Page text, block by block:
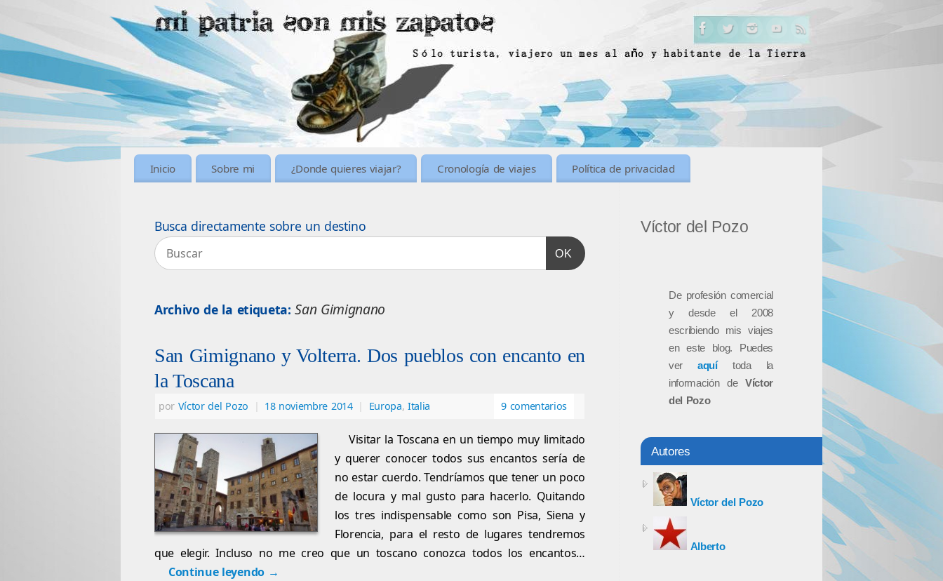
Inicio Sobre mi ¿Donde quieres viajar? Cronología de viajes Política de privacidad
Busca directamente sobre un destino
OK
Archivo de la etiqueta:San Gimignano
San Gimignano y Volterra. Dos pueblos con encanto en
la Toscana
por Víctor del Pozo 18 noviembre 2014 Europa,Italia 9 comentarios
Visitar la Toscana en un tiempo muy limitado
y querer conocer todos sus encantos sería de
no estar cuerdo. Tendríamos que tener un poco
de locura y mal gusto para hacerlo. Quitando
los tres indispensable como son Pisa, Siena y
Florencia, para el resto de lugares tendremos
que elegir. Incluso no me creo que un toscano conozca todos los encantos…
Continue leyendo →
Víctor del Pozo
De profesión comercial
y desde el 2008
escribiendo mis viajes
en este blog. Puedes
veraquítoda la
información de Víctor
del Pozo
Autores
Víctor del Pozo
Alberto